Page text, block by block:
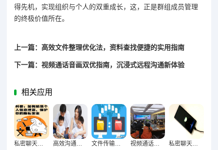
得先机，实现组织与个人的双重成长，这，正是群组成员管理
的终极价值所在。
上一篇：高效文件整理优化法，资料查找便捷的实用指南
下一篇：视频通话音画双优指南，沉浸式远程沟通新体验
相关应用
视频通话画质音质双优化，远程会议清晰高效新攻略